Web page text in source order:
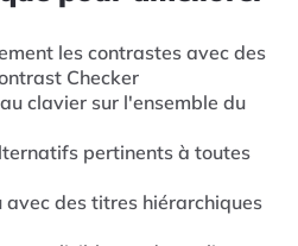
les contrastes avec des
Checker
clavier sur l'ensemble du
pertinents à toutes
avec des titres hiérarchiques